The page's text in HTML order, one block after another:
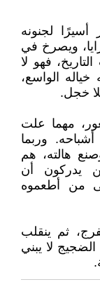
لجنونه
ويصرخ في
فهو لا
الواسع،
خجل.
مهما علت
وربما
هالته، هم
يدركون أن
من أطعموه
ثم ينقلب
لا يبني